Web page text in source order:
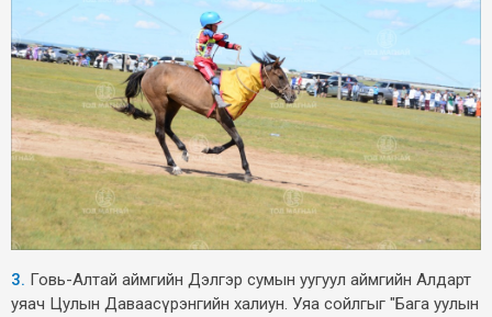
3. Говь-Алтай аймгийн Дэлгэр сумын уугуул аймгийн Алдарт
уяач Цулын Даваасүрэнгийн халиун. Уяа сойлгыг "Бага уулын